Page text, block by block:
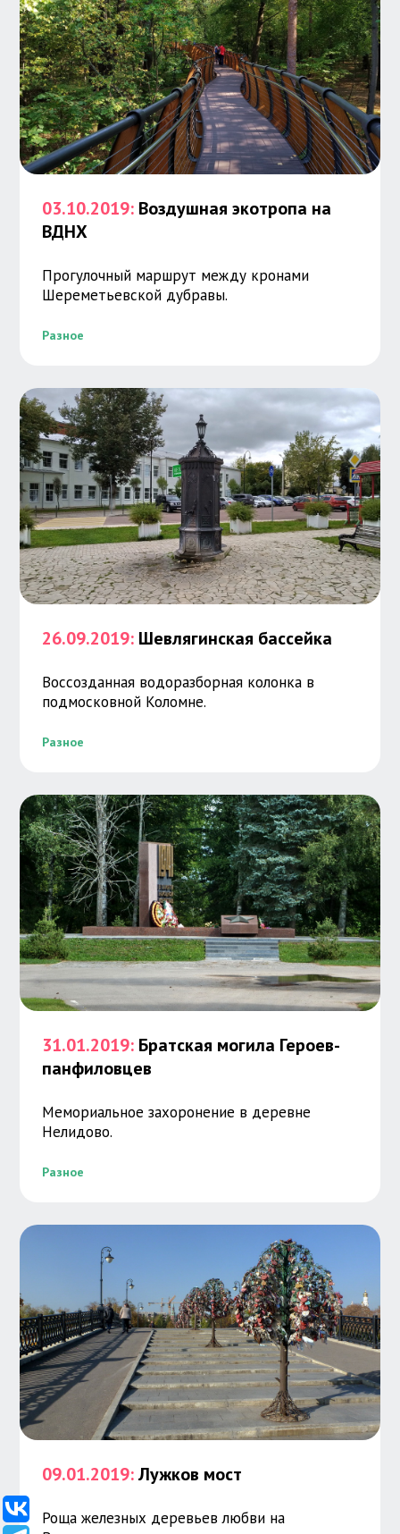
03.10.2019: Воздушная экотропа на
ВДНХ
Прогулочный маршрут между кронами
Шереметьевской дубравы.
Разное
26.09.2019: Шевлягинская бассейка
Воссозданная водоразборная колонка в
подмосковной Коломне.
Разное
31.01.2019: Братская могила Героев-
панфиловцев
Мемориальное захоронение в деревне
Нелидово.
Разное
09.01.2019:Лужков мост
Роща железных деревьев любви на